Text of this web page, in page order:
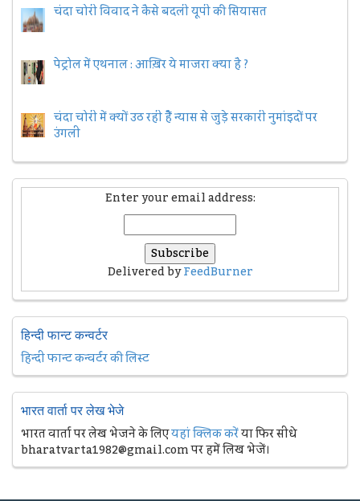
चंदा चोरी विवाद ने कैसे बदली यूपी की सियासत
पेट्रोल में एथनाल : आख़िर ये माजरा क्या है ?
चंदा चोरी में क्यों उठ रही हैैं न्यास से जुड़े सरकारी नुमांइदों पर
उंगली
Enter your email address:
Delivered byFeedBurner
हिन्दी फान्ट कन्वर्टर
हिन्दी फान्ट कन्वर्टर की लिस्ट
भारत वार्ता पर लेख भेजे
भारत वार्ता पर लेख भेजने के लिएयहां क्लिक करेंया फिर सीधे
bharatvarta1982@gmail.com पर हमें लिख भेजें।